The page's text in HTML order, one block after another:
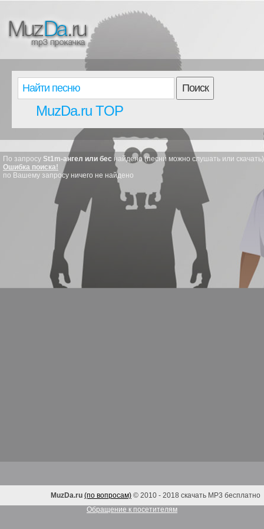
Поиск
MuzDa.ru TOP
По запросу St1m-ангел или бес найдено (песни можно слушать или
Ошибка поиска!
по Вашему запросу ничего не найдено
MuzDa.ru (по вопросам) © 2010 - 2018 скачать MP3 бесплатно
Обращение к посетителям